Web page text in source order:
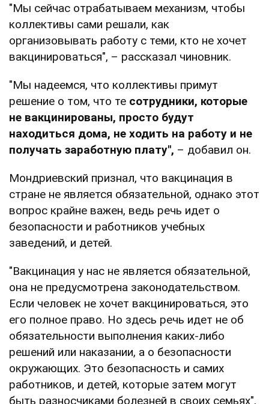
"Мы сейчас отрабатываем механизм, чтобы
коллективы сами решали, как
организовывать работу с теми, кто не хочет
вакцинироваться", – рассказал чиновник.
"Мы надеемся, что коллективы примут
решение о том, что те сотрудники, которые
не вакцинированы, просто будут
находиться дома, не ходить на работу и не
получать заработную плату", – добавил он.
Мондриевский признал, что вакцинация в
стране не является обязательной, однако этот
вопрос крайне важен, ведь речь идет о
безопасности и работников учебных
заведений, и детей.
"Вакцинация у нас не является обязательной,
она не предусмотрена законодательством.
Если человек не хочет вакцинироваться, это
его полное право. Но здесь речь идет не об
обязательности выполнения каких-либо
решений или наказании, а о безопасности
окружающих. Это безопасность и самих
работников, и детей, которые затем могут
быть разносчиками болезней в своих семьях",